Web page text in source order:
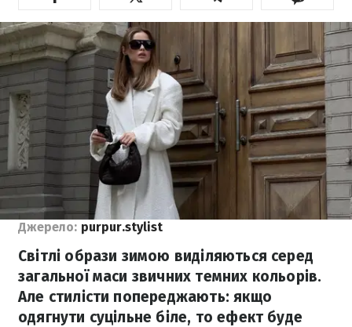
Джерело: purpur.stylist
Світлі образи зимою виділяються серед
загальної маси звичних темних кольорів.
Але стилісти попереджають: якщо
одягнути суцільне біле, то ефект буде